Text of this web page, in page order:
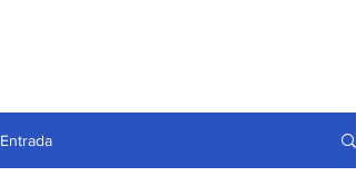
Entrada